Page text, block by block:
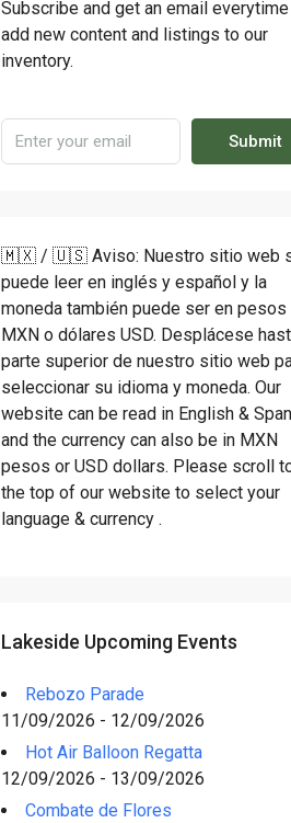
Subscribe and get an email
add new content and listings to our
inventory.
Submit
🇲🇽 / 🇺🇸 Aviso: Nuestro sitio web
puede leer en inglés y español y la
moneda también puede ser en pesos
MXN o dólares USD. Desplácese
parte superior de nuestro sitio web
seleccionar su idioma y moneda. Our
website can be read in English &
and the currency can also be in MXN
pesos or USD dollars. Please scroll
the top of our website to select your
language & currency .
Lakeside Upcoming Events
Rebozo Parade
11/09/2026 - 12/09/2026
Hot Air Balloon Regatta
12/09/2026 - 13/09/2026
Combate de Flores